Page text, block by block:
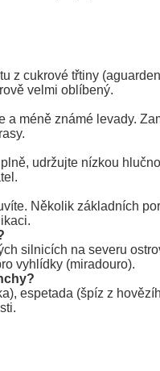
z cukrové třtiny
velmi oblíbený.
a méně známé levady.
udržujte nízkou
Několik základních
silnicích na severu
vyhlídky (miradouro).
espetada (špíz z